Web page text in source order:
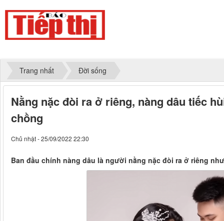
Trang nhất Đời sống
Nằng nặc đòi ra ở riêng, nàng dâu tiếc
chồng
Chủ nhật - 25/09/2022 22:30
Ban đầu chính nàng dâu là người nằng nặc đòi ra ở riêng